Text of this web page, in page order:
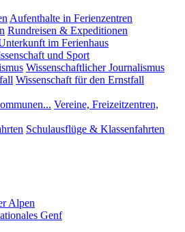
Aufenthalte in Ferienzentren
Rundreisen & Expeditionen
im Ferienhaus
und Sport
Wissenschaftlicher Journalismus
Wissenschaft für den Ernstfall
Vereine, Freizeitzentren,
Schulausflüge & Klassenfahrten
Alpen
Genf